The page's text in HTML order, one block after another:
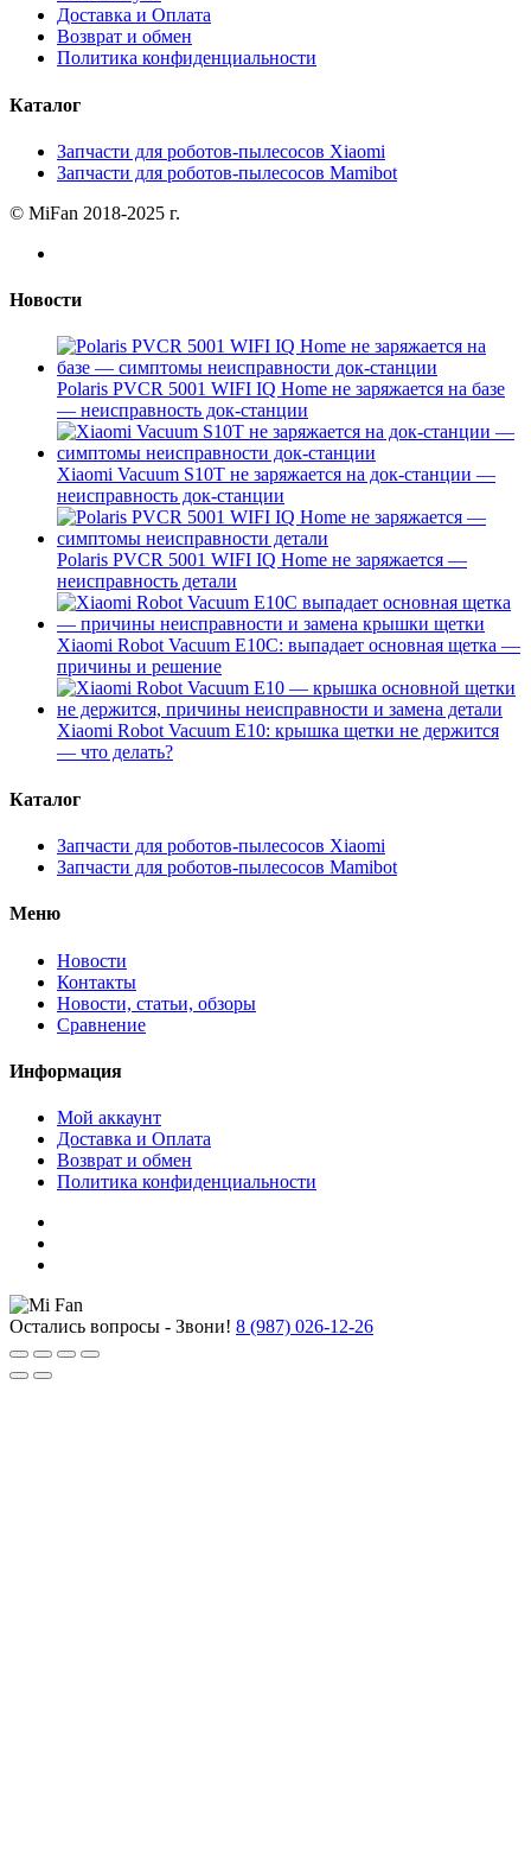
Доставка и Оплата
Возврат и обмен
Политика конфиденциальности
Каталог
Запчасти для роботов-пылесосов Xiaomi
Запчасти для роботов-пылесосов Mamibot
© MiFan 2018-2025 г.
Новости
Polaris PVCR 5001 WIFI IQ Home не заряжается на базе
— неисправность док-станции
Xiaomi Vacuum S10T не заряжается на док-станции —
неисправность док-станции
Polaris PVCR 5001 WIFI IQ Home не заряжается —
неисправность детали
Xiaomi Robot Vacuum E10C: выпадает основная щетка —
причины и решение
Xiaomi Robot Vacuum E10: крышка щетки не держится
— что делать?
Каталог
Запчасти для роботов-пылесосов Xiaomi
Запчасти для роботов-пылесосов Mamibot
Меню
Новости
Контакты
Новости, статьи, обзоры
Сравнение
Информация
Мой аккаунт
Доставка и Оплата
Возврат и обмен
Политика конфиденциальности
Остались вопросы - Звони! 8 (987) 026-12-26